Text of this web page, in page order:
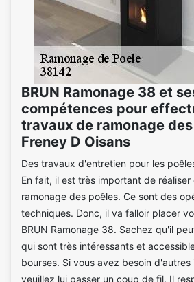
BRUN Ramonage 38 et
compétences pour
travaux de ramonage
Freney D Oisans
Des travaux d'entretien pour les
En fait, il est très important de
ramonage des poêles. Ce sont des
techniques. Donc, il va falloir placer
BRUN Ramonage 38. Sachez qu'il
qui sont très intéressants et
bourses. Si vous avez besoin d'autres
veuillez lui passer un coup de fil. Il